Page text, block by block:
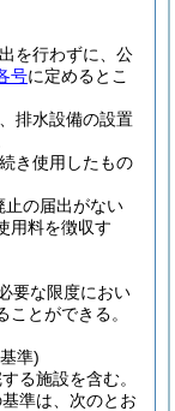
を行わずに、公
号に定めるとこ
排水設備の設置
き使用したもの
止の届出がない
用料を徴収す
要な限度におい
とができる。
準)
る施設を含む。
準は、次のとお